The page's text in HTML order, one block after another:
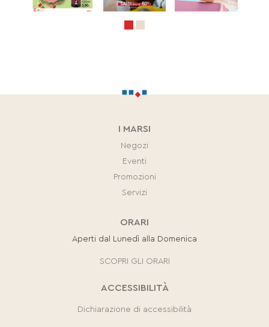
I MARSI
Negozi
Eventi
Promozioni
Servizi
ORARI
Aperti dal Lunedì alla Domenica
SCOPRI GLI ORARI
ACCESSIBILITÀ
Dichiarazione di accessibilità